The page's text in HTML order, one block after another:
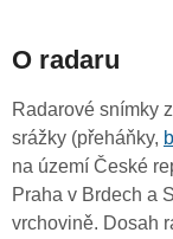
O radaru
Radarové snímky
srážky (přeháňky,
na území České
Praha v Brdech a
vrchovině. Dosah